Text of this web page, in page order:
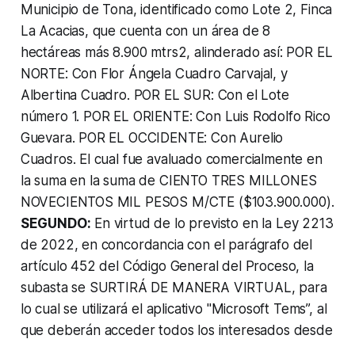
Municipio de Tona, identificado como Lote 2, Finca
La Acacias, que cuenta con un área de 8
hectáreas más 8.900 mtrs2, alinderado así: POR EL
NORTE: Con Flor Ángela Cuadro Carvajal, y
Albertina Cuadro. POR EL SUR: Con el Lote
número 1. POR EL ORIENTE: Con Luis Rodolfo Rico
Guevara. POR EL OCCIDENTE: Con Aurelio
Cuadros. El cual fue avaluado comercialmente en
la suma en la suma de CIENTO TRES MILLONES
NOVECIENTOS MIL PESOS M/CTE ($103.900.000).
SEGUNDO: En virtud de lo previsto en la Ley 2213
de 2022, en concordancia con el parágrafo del
artículo 452 del Código General del Proceso, la
subasta se SURTIRÁ DE MANERA VIRTUAL, para
lo cual se utilizará el aplicativo "Microsoft Tems”, al
que deberán acceder todos los interesados desde